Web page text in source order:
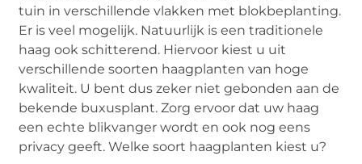
tuin in verschillende vlakken met blokbeplanting.
Er is veel mogelijk. Natuurlijk is een traditionele
haag ook schitterend. Hiervoor kiest u uit
verschillende soorten haagplanten van hoge
kwaliteit. U bent dus zeker niet gebonden aan de
bekende buxusplant. Zorg ervoor dat uw haag
een echte blikvanger wordt en ook nog eens
privacy geeft. Welke soort haagplanten kiest u?